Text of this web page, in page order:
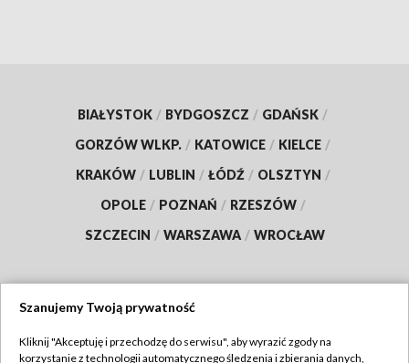
BIAŁYSTOK / BYDGOSZCZ / GDAŃSK /
GORZÓW WLKP. / KATOWICE / KIELCE /
KRAKÓW / LUBLIN / ŁÓDŹ / OLSZTYN /
OPOLE / POZNAŃ / RZESZÓW /
SZCZECIN / WARSZAWA / WROCŁAW
Szanujemy Twoją prywatność
Kliknij "Akceptuję i przechodzę do serwisu", aby wyrazić zgody na
korzystanie z technologii automatycznego śledzenia i zbierania danych,